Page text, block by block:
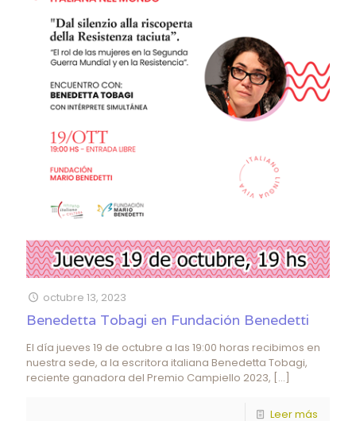
octubre 13, 2023
Benedetta Tobagi en Fundación Benedetti
El día jueves 19 de octubre a las 19:00 horas recibimos en
nuestra sede, a la escritora italiana Benedetta Tobagi,
reciente ganadora del Premio Campiello 2023, […]
Leer más